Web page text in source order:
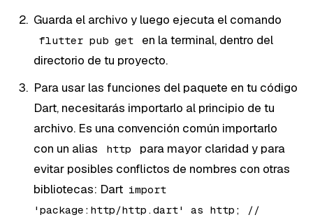
Guarda el archivo y luego ejecuta el comando
flutter pub get
en la terminal, dentro del
directorio de tu proyecto.
Para usar las funciones del paquete en tu código
Dart, necesitarás importarlo al principio de tu
archivo. Es una convención común importarlo
con un alias
http
para mayor claridad y para
evitar posibles conflictos de nombres con otras
bibliotecas: Dart import
'package:http/http.dart' as http; //